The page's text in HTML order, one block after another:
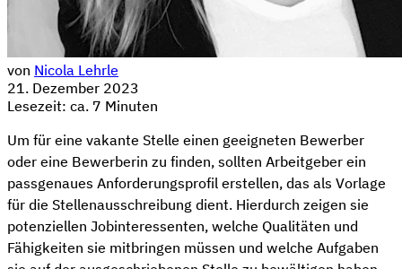
von Nicola Lehrle
21. Dezember 2023
Lesezeit: ca. 7 Minuten
Um für eine vakante Stelle einen geeigneten Bewerber
oder eine Bewerberin zu finden, sollten Arbeitgeber ein
passgenaues Anforderungsprofil erstellen, das als Vorlage
für die Stellenausschreibung dient. Hierdurch zeigen sie
potenziellen Jobinteressenten, welche Qualitäten und
Fähigkeiten sie mitbringen müssen und welche Aufgaben